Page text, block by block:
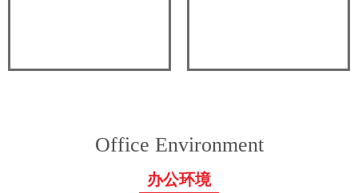
Office Environment
办公环境